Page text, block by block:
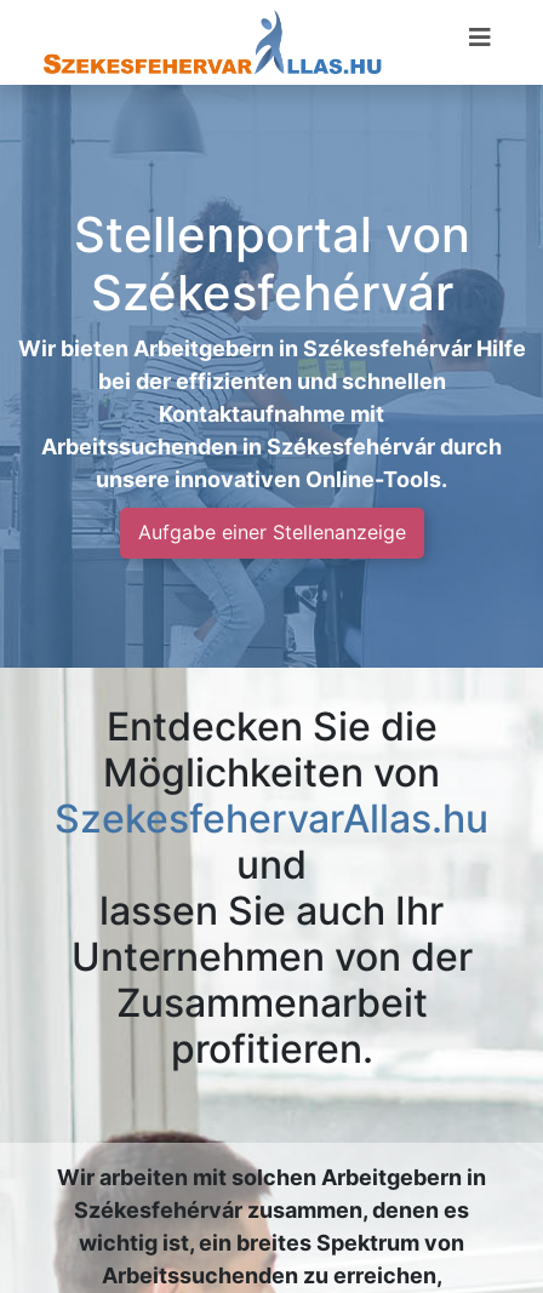
Stellenportal von
Székesfehérvár
Wir bieten Arbeitgebern in Székesfehérvár Hilfe
bei der effizienten und schnellen
Kontaktaufnahme mit
Arbeitssuchenden in Székesfehérvár durch
unsere innovativen Online-Tools.
Aufgabe einer Stellenanzeige
Entdecken Sie die
Möglichkeiten von
SzekesfehervarAllas.hu
und
lassen Sie auch Ihr
Unternehmen von der
Zusammenarbeit
profitieren.
Wir arbeiten mit solchen Arbeitgebern in
Székesfehérvár zusammen, denen es
wichtig ist, ein breites Spektrum von
Arbeitssuchenden zu erreichen,